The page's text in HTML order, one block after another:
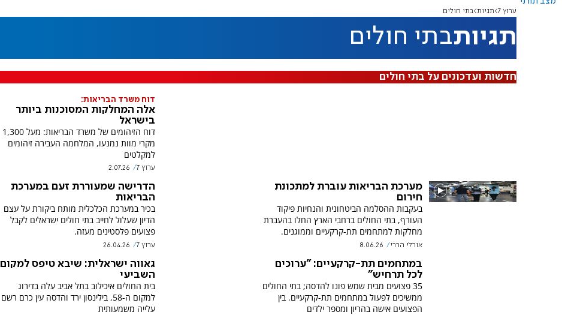
ערוץ 7 תגיות בתי חולים
תגיותבתי חולים
חדשות ועדכונים על בתי חולים
דוח משרד הבריאות:
אלה המחלקות המסוכנות ביותר
בישראל
דוח הזיהומים של משרד הבריאות: מעל 1,300
מקרי מוות נמנעו, המלחמה העבירה זיהומים
למקלטים
ערוץ 7 2.07.26
מערכת הבריאות עוברת למתכונת
חירום
בעקבות ההסלמה הביטחונית והנחיות פיקוד
העורף, בתי החולים ברחבי הארץ החלו בהעברת
מחלקות למתחמים תת-קרקעיים וממוגנים.
אורלי הררי 8.06.26
הדרישה שמעוררת זעם במערכת
הבריאות
בכיר במערכת הכלכלית מותח ביקורת על עצם
הדיון שעלול לחייב בתי חולים ישראלים לקבל
פצועים פלסטינים מעזה.
ערוץ 7 26.04.26
במתחמים תת-קרקעיים: "ערוכים
לכל תרחיש"
35 פצועים מבית שמש פונו להדסה; בתי החולים
ממשיכים לפעול במתחמים תת-קרקעיים. בין
הפצועים אישה בהריון ומספר ילדים
גאווה ישראלית: שיבא טיפס למקום
השביעי
בית החולים איכילוב בתל אביב עלה בדירוג
למקום ה-58, בילינסון ירד והדסה עין כרם רשם
עלייה משמעותית